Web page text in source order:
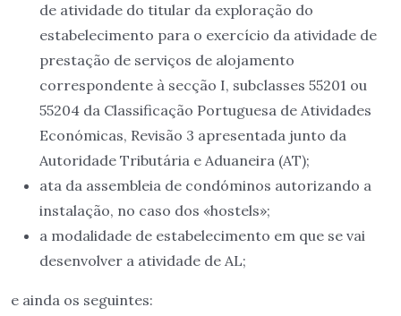
de atividade do titular da exploração do
estabelecimento para o exercício da atividade de
prestação de serviços de alojamento
correspondente à secção I, subclasses 55201 ou
55204 da Classificação Portuguesa de Atividades
Económicas, Revisão 3 apresentada junto da
Autoridade Tributária e Aduaneira (AT);
ata da assembleia de condóminos autorizando a
instalação, no caso dos «hostels»;
a modalidade de estabelecimento em que se vai
desenvolver a atividade de AL;
e ainda os seguintes: